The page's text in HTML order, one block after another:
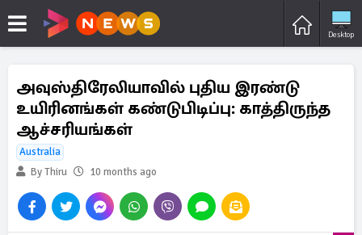
Desktop
அவுஸ்திரேலியாவில் புதிய இரண்டு
உயிரினங்கள் கண்டுபிடிப்பு: காத்திருந்த
ஆச்சரியங்கள்
Australia
By Thiru
10 months ago